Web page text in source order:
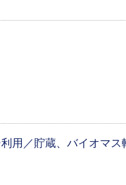
用／貯蔵、バイオマス